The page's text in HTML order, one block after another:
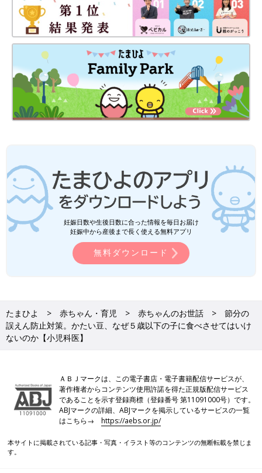
妊娠日数や生後日数に合った情報を毎日お届け
妊娠中から産後まで長く使える無料アプリ
無料ダウンロード
たまひよ 赤ちゃん・育児 赤ちゃんのお世話
節分の
誤えん防止対策。かたい豆、なぜ５歳以下の子に食べさせてはいけ
ないのか【小児科医】
ＡＢＪマークは、この電子書店・電子書籍配信サービスが、
著作権者からコンテンツ使用許諾を得た正規版配信サービス
であることを示す登録商標（登録番号 第11091000号）です。
ABJマークの詳細、ABJマークを掲示しているサービスの一覧
はこちら→https://aebs.or.jp/
本サイトに掲載されている記事・写真・イラスト等のコンテンツの無断転載を禁じま
す。